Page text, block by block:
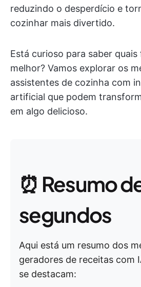
reduzindo o desperdício e
cozinhar mais divertido.
Está curioso para saber
melhor? Vamos explorar os
assistentes de cozinha com
artificial que podem
em algo delicioso.
⏰ Resumo
segundos
Aqui está um resumo dos
geradores de receitas com
se destacam: